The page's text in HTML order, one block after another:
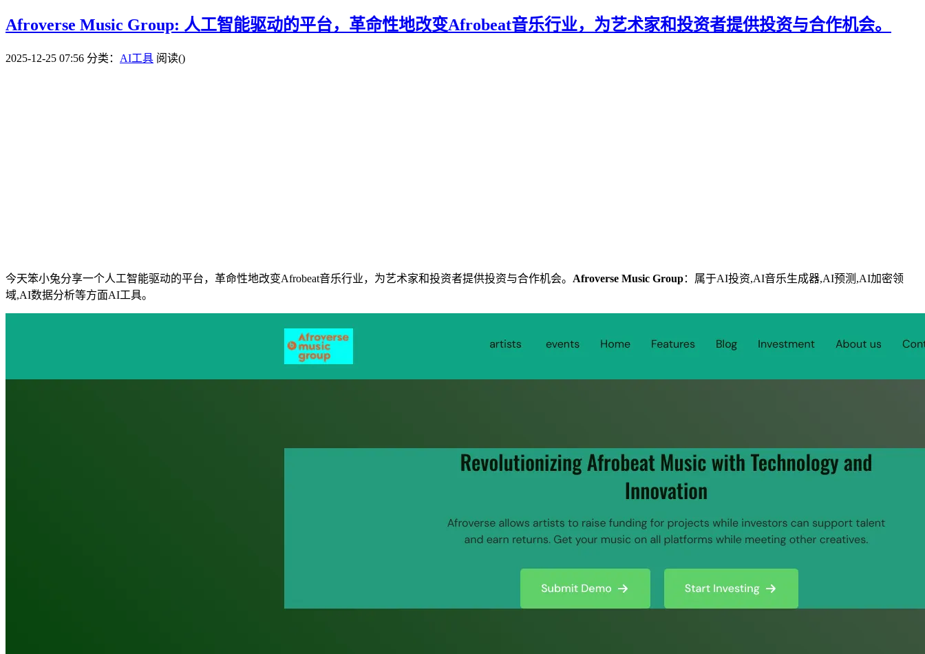
Afroverse Music Group: 人工智能驱动的平台，革命性地改变Afrobeat音乐行业，为艺术家和投资者提供投资与合作机会。
2025-12-25 07:56 分类： AI工具 阅读()
今天笨小兔分享一个人工智能驱动的平台，革命性地改变Afrobeat音乐行业，为艺术家和投资者提供投资与合作机会。 Afroverse Music Group：属于AI投资,AI音乐生成器,AI预测,AI加密领
域,AI数据分析等方面AI工具。